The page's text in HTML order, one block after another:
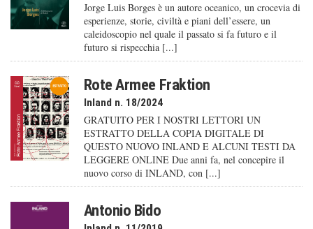
Jorge Luis Borges è un autore oceanico, un crocevia di
esperienze, storie, civiltà e piani dell’essere, un
caleido­scopio nel quale il passato si fa futuro e il
futuro si rispecchia [...]
Rote Armee Fraktion
Inland n. 18/2024
GRATUITO PER I NOSTRI LETTORI UN
ESTRATTO DELLA COPIA DIGITALE DI
QUESTO NUOVO INLAND E ALCUNI TESTI DA
LEGGERE ONLINE Due anni fa, nel concepire il
nuovo corso di INLAND, con [...]
Antonio Bido